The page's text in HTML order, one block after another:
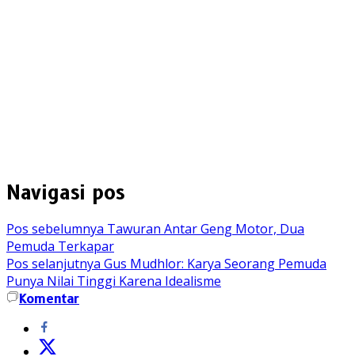
Navigasi pos
Pos sebelumnya Tawuran Antar Geng Motor, Dua
Pemuda Terkapar
Pos selanjutnya Gus Mudhlor: Karya Seorang Pemuda
Punya Nilai Tinggi Karena Idealisme
Komentar